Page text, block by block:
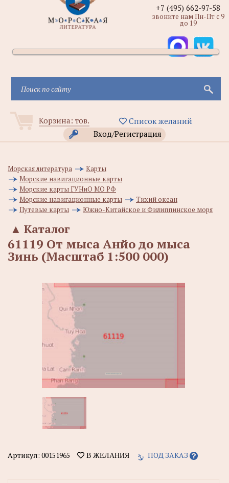
Корзина: тов.
Список желаний
Вход/Регистрация
+7 (495) 662-97-58
звоните нам Пн-Пт с 9
до 19
Морская литература
Карты
Морские навигационные карты
Морские карты ГУНиО МО РФ
Морские навигационные карты
Тихий океан
Путевые карты
Южно-Китайское и Филиппинское моря
Каталог
▲
61119 От мыса Анйо до мыса
Зинь (Масштаб 1:500 000)
Артикул: 00151965 В ЖЕЛАНИЯ ПОД ЗАКАЗ